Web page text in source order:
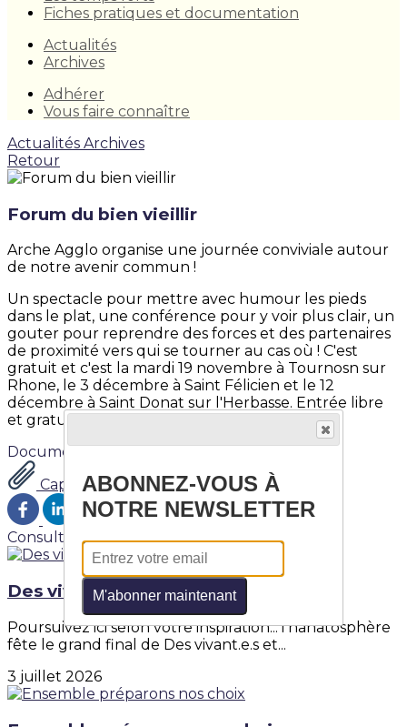
Fiches pratiques et documentation
Actualités
Archives
Adhérer
Vous faire connaître
Actualités Archives
Retour
Forum du bien vieillir
Arche Agglo organise une journée conviviale autour
de notre avenir commun !
Un spectacle pour mettre avec humour les pieds
dans le plat, une conférence pour y voir plus clair, un
gouter pour reprendre des forces et des partenaires
de proximité vers qui se tourner au cas où ! C'est
gratuit et c'est la mardi 19 novembre à Tournosn sur
Rhone, le 3 décembre à Saint Félicien et le 12
décembre à Saint Donat sur l'Herbasse. Entrée libre
et gratuite
Documents
Capture d'écran 2024-10-25 124742.png
Consultez également
Des vivant.e.s et des mort.e.s
Poursuivez ici selon votre inspiration...Thanatosphère
fête le grand final de Des vivant.e.s et...
3 juillet 2026
ABONNEZ-VOUS À
NOTRE NEWSLETTER
M'abonner maintenant